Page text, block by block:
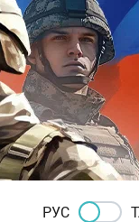
РУС